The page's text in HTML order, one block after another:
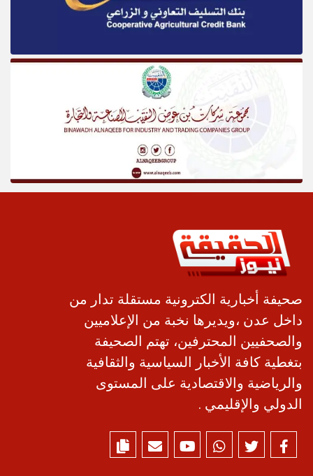
صحيفة أخبارية الكترونية مستقلة تدار من
داخل عدن ،ويديرها نخبة من الإعلاميين
والصحفيين المحترفين، تهتم الصحيفة
بتغطية كافة الأخبار السياسية والثقافية
والرياضية والاقتصادية على المستوى
الدولي والإقليمي .